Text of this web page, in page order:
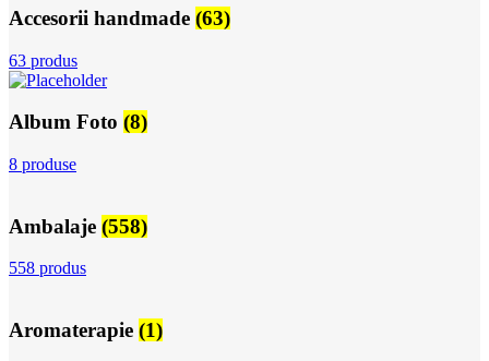
Accesorii handmade (63)
63 produs
Album Foto (8)
8 produse
Ambalaje (558)
558 produs
Aromaterapie (1)